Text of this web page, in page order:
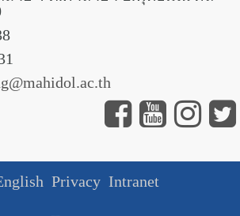
Privacy Intranet